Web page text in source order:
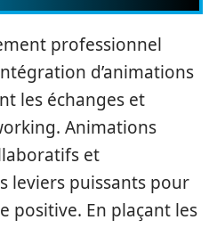
professionnel
d’animations
les échanges et
Animations
et
leviers puissants pour
positive. En plaçant les